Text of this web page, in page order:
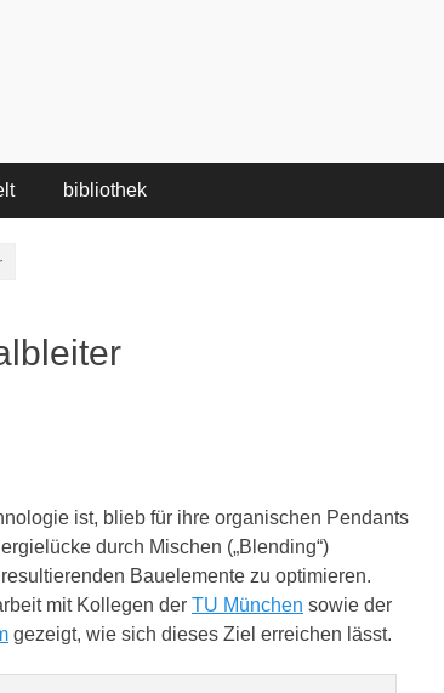
bibliothek
ist, blieb für ihre organischen Pendants
durch Mischen („Blending“)
Bauelemente zu optimieren.
mit Kollegen der TU München sowie der
gezeigt, wie sich dieses Ziel erreichen lässt.